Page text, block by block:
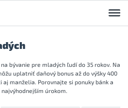
bývanie pre mladých ľudí do 35 rokov. Na
uplatniť daňový bonus až do výšky 400
aj manželia. Porovnajte si ponuky bánk a
úrokom.